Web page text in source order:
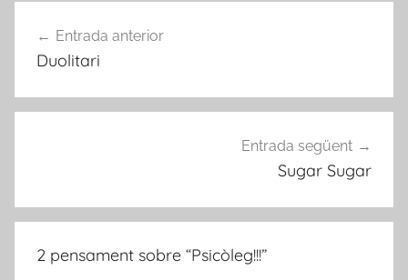
d'entrades
Entrada anterior
Duolitari
Entrada següent
Sugar Sugar
2 pensament sobre “Psicòleg!!!”